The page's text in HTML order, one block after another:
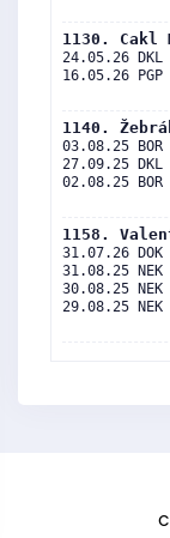
1130. Cakl
24.05.26
16.05.26
1140.
03.08.25
27.09.25
02.08.25
1158.
31.07.26
31.08.25
30.08.25
29.08.25